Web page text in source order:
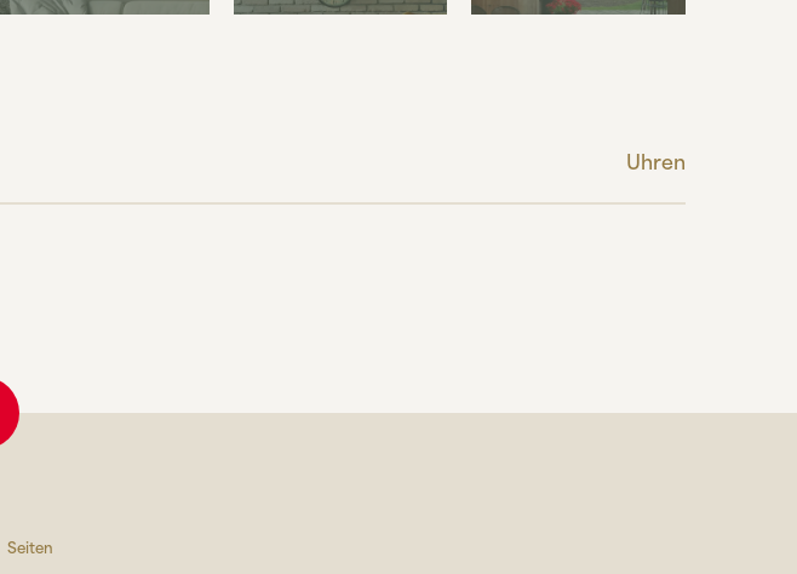
Uhren
Seiten